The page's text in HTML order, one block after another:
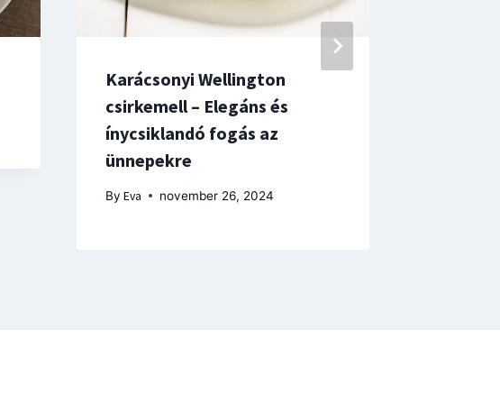
Karácsonyi Wellington
csirkemell – Elegáns és
ínycsiklandó fogás az
ünnepekre
By Eva november 26, 2024